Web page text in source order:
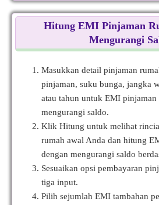
Hitung EMI Pinjaman
Mengurangi
Masukkan detail pinjaman
pinjaman, suku bunga, jangka
atau tahun untuk EMI pinjaman
mengurangi saldo.
Klik Hitung untuk melihat
rumah awal Anda dan hitung
dengan mengurangi saldo
Sesuaikan opsi pembayaran
tiga input.
Pilih sejumlah EMI tambahan